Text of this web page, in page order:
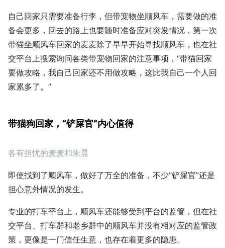
自己回家只需要准备行李，但带宠物坐顺风车，需要做的准
备会更多，回去的路上也要随时准备应对突发情况，第一次
带猫坐顺风车回家的麦麦除了早早开始寻找顺风车，也在社
交平台上搜索询问各类带宠物回家的注意事项，“带猫回家
要做攻略，我自己回家还不用做攻略，这比我自己一个人回
家累多了。”
带猫狗回家，“铲屎官”内心值得
各有担忧的麦麦和朱晨
即使找到了顺风车，做好了万全的准备，不少“铲屎官”还是
担心意外情况的发生。
专业的打车平台上，顺风车还能够受到平台的监管，但在社
交平台、打车群和老乡群中的顺风车并没有相对应的监管政
策，更像是一门信任生意，也存在着更多的隐患。